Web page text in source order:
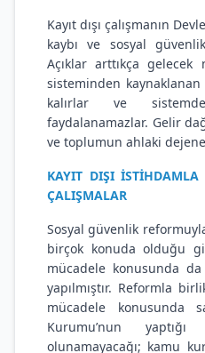
Kayıt dışı çalışmanın
kaybı ve sosyal güvenlik
Açıklar arttıkça
sisteminden
kalırlar ve
faydalanamazlar. Gelir
ve toplumun ahlaki
KAYIT DIŞI İSTİHDAMLA
ÇALIŞMALAR
Sosyal güvenlik
birçok konuda olduğu
mücadele konusunda
yapılmıştır. Reformla
mücadele konusunda
Kurumu’nun yaptığı
olunamayacağı; kamu